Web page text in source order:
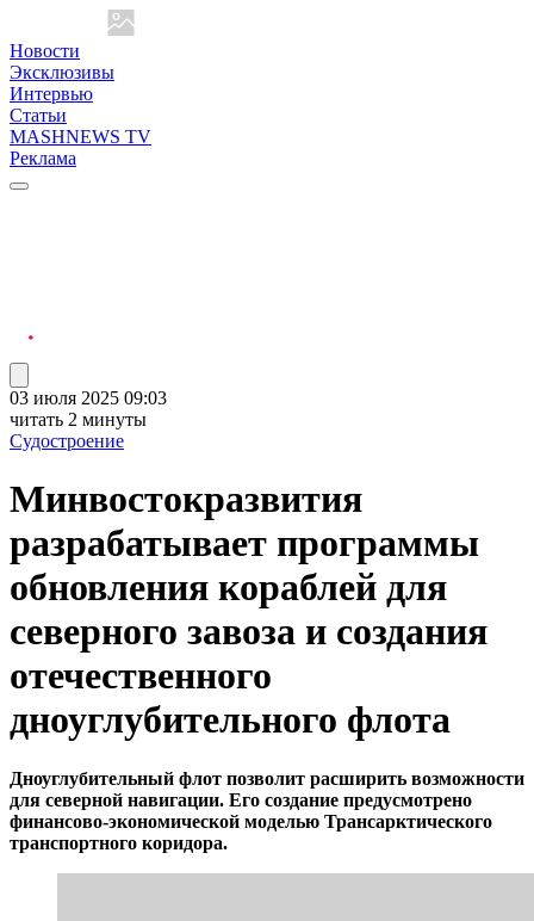
Новости
Эксклюзивы
Интервью
Статьи
MASHNEWS TV
Реклама
03 июля 2025 09:03
читать 2 минуты
Судостроение
Минвостокразвития
разрабатывает программы
обновления кораблей для
северного завоза и создания
отечественного
дноуглубительного флота
Дноуглубительный флот позволит расширить возможности
для северной навигации. Его создание предусмотрено
финансово-экономической моделью Трансарктического
транспортного коридора.